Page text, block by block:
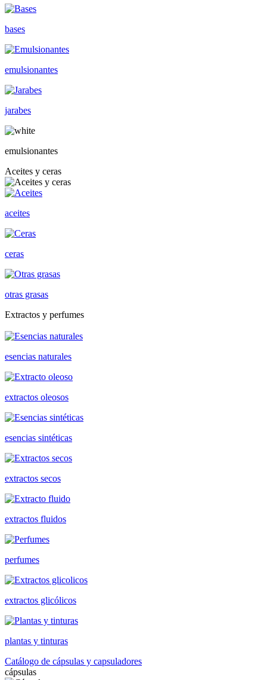
bases
emulsionantes
jarabes
emulsionantes
Aceites y ceras
aceites
ceras
otras grasas
Extractos y perfumes
esencias naturales
extractos oleosos
esencias sintéticas
extractos secos
extractos fluidos
perfumes
extractos glicólicos
plantas y tinturas
Catálogo de cápsulas y capsuladores
cápsulas